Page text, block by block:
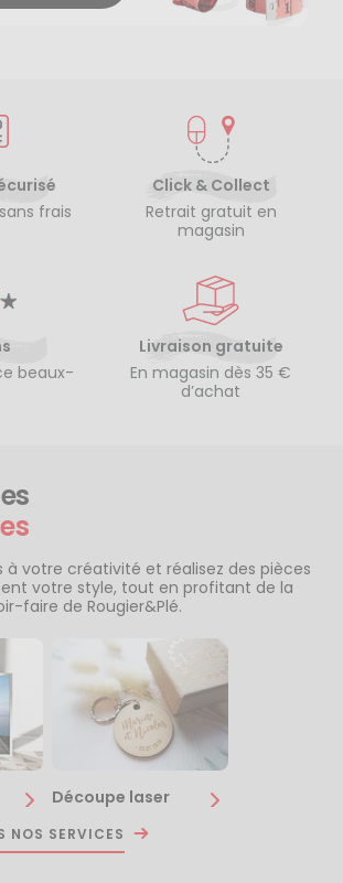
frais
Click & Collect
Retrait gratuit en
magasin
beaux-
Livraison gratuite
En magasin dès 35 €
d’achat
à votre créativité et réalisez des pièces
votre style, tout en profitant de la
faire de Rougier&Plé.
Découpe laser
NOS SERVICES